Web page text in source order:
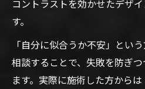
ジ術
感
コントラストを効かせたデザ
す。
「自分に似合うか不安」とい
相談することで、失敗を防ぎ
ます。実際に施術した方から